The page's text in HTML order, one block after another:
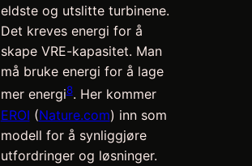
eldste og utslitte turbinene.
Det kreves energi for å
skape VRE-kapasitet. Man
må bruke energi for å lage
mer energi8. Her kommer
EROI (Nature.com) inn som
modell for å synliggjøre
utfordringer og løsninger.